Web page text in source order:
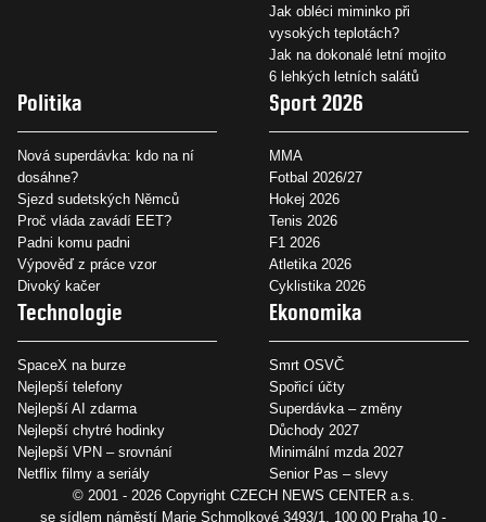
Jak obléci miminko při
vysokých teplotách?
Jak na dokonalé letní mojito
6 lehkých letních salátů
Politika
Nová superdávka: kdo na ní
dosáhne?
Sjezd sudetských Němců
Proč vláda zavádí EET?
Padni komu padni
Výpověď z práce vzor
Divoký kačer
Sport 2026
MMA
Fotbal 2026/27
Hokej 2026
Tenis 2026
F1 2026
Atletika 2026
Cyklistika 2026
Technologie
SpaceX na burze
Nejlepší telefony
Nejlepší AI zdarma
Nejlepší chytré hodinky
Nejlepší VPN – srovnání
Netflix filmy a seriály
Ekonomika
Smrt OSVČ
Spořicí účty
Superdávka – změny
Důchody 2027
Minimální mzda 2027
Senior Pas – slevy
© 2001 - 2026 Copyright CZECH NEWS CENTER a.s.
se sídlem náměstí Marie Schmolkové 3493/1, 100 00 Praha 10 -